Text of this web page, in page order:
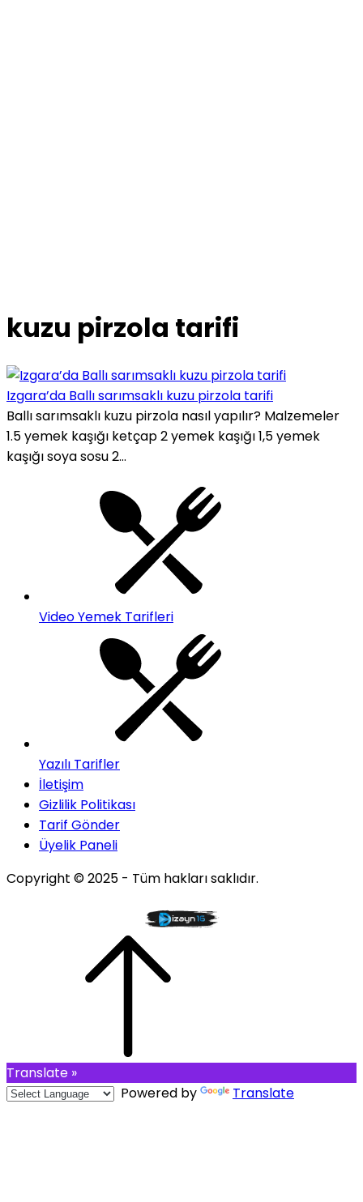
kuzu pirzola tarifi
Izgara’da Ballı sarımsaklı kuzu pirzola tarifi
Ballı sarımsaklı kuzu pirzola nasıl yapılır? Malzemeler
1.5 yemek kaşığı ketçap 2 yemek kaşığı 1,5 yemek
kaşığı soya sosu 2...
Video Yemek Tarifleri
Yazılı Tarifler
İletişim
Gizlilik Politikası
Tarif Gönder
Üyelik Paneli
Copyright © 2025 - Tüm hakları saklıdır.
Translate »
Powered by
Translate